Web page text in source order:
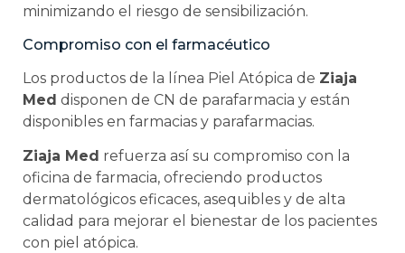
minimizando el riesgo de sensibilización.
Compromiso con el farmacéutico
Los productos de la línea Piel Atópica de Ziaja
Med disponen de CN de parafarmacia y están
disponibles en farmacias y parafarmacias.
Ziaja Med refuerza así su compromiso con la
oficina de farmacia, ofreciendo productos
dermatológicos eficaces, asequibles y de alta
calidad para mejorar el bienestar de los pacientes
con piel atópica.